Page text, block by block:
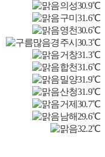
의성30.9℃
구미 31.6℃
영천30.6℃
경주시 30.3℃
거창31.3℃
합천31.6℃
밀양31.9℃
산청31.9℃
거제 30.7℃
남해29.6℃
32.2℃